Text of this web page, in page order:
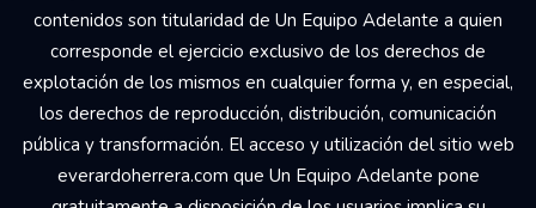
contenidos son titularidad de Un Equipo Adelante a quien
corresponde el ejercicio exclusivo de los derechos de
explotación de los mismos en cualquier forma y, en especial,
los derechos de reproducción, distribución, comunicación
pública y transformación. El acceso y utilización del sitio web
everardoherrera.com que Un Equipo Adelante pone